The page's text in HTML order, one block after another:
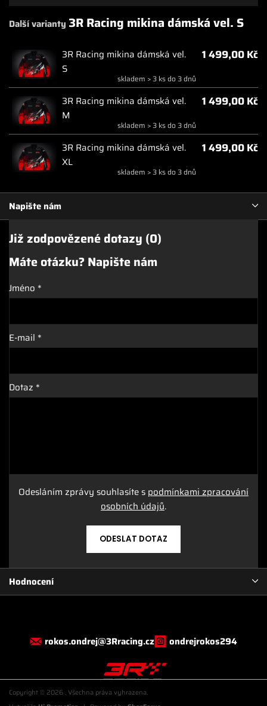
Další varianty 3R Racing mikina dámská vel. S
3R Racing mikina dámská vel.
S
skladem > 3 ks do 3 dnů
1 499,00 Kč
3R Racing mikina dámská vel.
M
skladem > 3 ks do 3 dnů
1 499,00 Kč
3R Racing mikina dámská vel.
XL
skladem > 3 ks do 3 dnů
1 499,00 Kč
Napište nám
Již zodpovězené dotazy (0)
Máte otázku? Napište nám
Jméno *
E-mail *
Dotaz *
Odesláním zprávy souhlasíte s podmínkami zpracování
osobních údajů.
ODESLAT DOTAZ
Hodnocení
rokos.ondrej@3Rracing.cz ondrejrokos294
Copyright © 2026 . Všechna práva vyhrazena.